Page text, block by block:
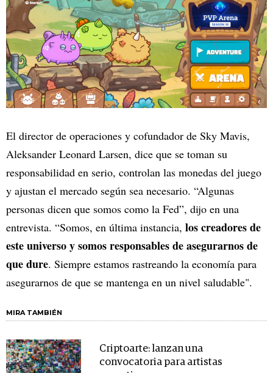
El director de operaciones y cofundador de Sky Mavis,
Aleksander Leonard Larsen, dice que se toman su
responsabilidad en serio, controlan las monedas del juego
y ajustan el mercado según sea necesario. “Algunas
personas dicen que somos como la Fed”, dijo en una
entrevista. “Somos, en última instancia, los creadores de
este universo y somos responsables de asegurarnos de
que dure. Siempre estamos rastreando la economía para
asegurarnos de que se mantenga en un nivel saludable".
MIRA TAMBIÉN
Criptoarte: lanzan una
convocatoria para artistas